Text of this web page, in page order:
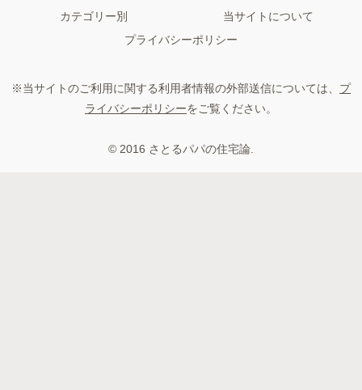
カテゴリー別
当サイトについて
プライバシーポリシー
※当サイトのご利用に関する利用者情報の外部送信については、 プ
ライバシーポリシーをご覧ください。
© 2016 さとるパパの住宅論.